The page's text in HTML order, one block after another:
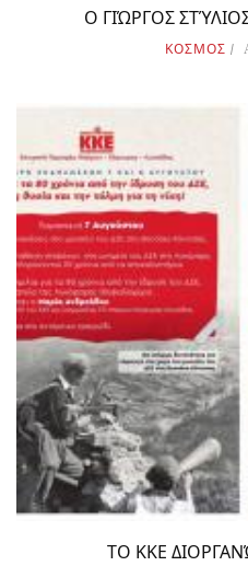
Ο ΓΙΏΡΓΟΣ
ΚΟΣΜΟΣ
ΤΟ ΚΚΕ